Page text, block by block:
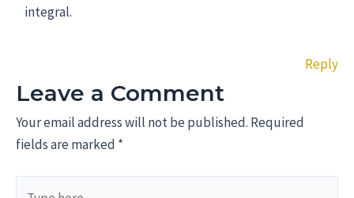
integral.
Reply
Leave a Comment
Your email address will not be published. Required
fields are marked *